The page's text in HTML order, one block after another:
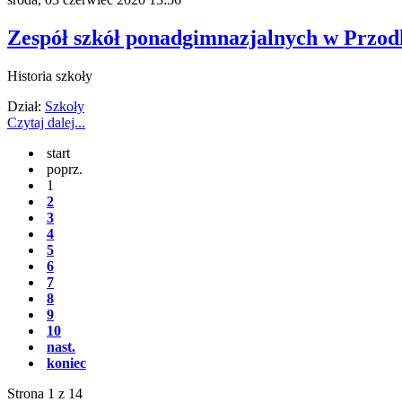
Zespół szkół ponadgimnazjalnych w
Historia szkoły
Dział: Szkoły
Czytaj dalej...
start
poprz.
1
2
3
4
5
6
7
8
9
10
nast.
koniec
Strona 1 z 14